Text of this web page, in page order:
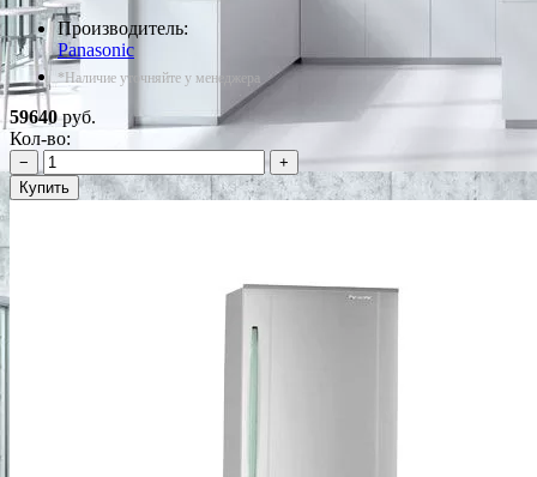
Производитель:
Panasonic
*Наличие уточняйте у менеджера
59640руб.
Кол-во:
−
+
Купить